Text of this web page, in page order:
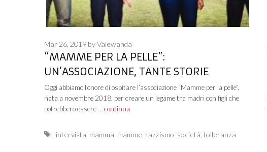
“MAMME PER LA PELLE”:
UN’ASSOCIAZIONE, TANTE STORIE
Mar 26, 2019 byValewanda
Oggi abbiamo l’onore di ospitare l’associazione “Mamme per la pelle”,
nata a novembre 2018, per creare un legame tra madri con figli che
potrebbero essere … continua
Tags
intervista mamma mamme razzismo società ,tolleranza